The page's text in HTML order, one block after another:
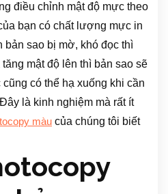
điều chỉnh mật độ mực theo
bạn có chất lượng mực in
bản sao bị mờ, khó đọc thì
mật độ lên thì bản sao sẽ
có thể hạ xuống khi cần
là kinh nghiệm mà rất ít
màu của chúng tôi biết